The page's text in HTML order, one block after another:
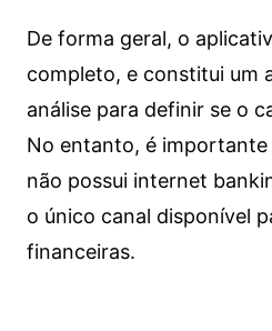
De forma geral, o
completo, e constitui um
análise para definir se o
No entanto, é importante
não possui internet
o único canal disponível
financeiras.